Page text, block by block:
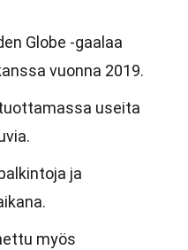
Globe -gaalaa
vuonna 2019.
useita
ja
myös